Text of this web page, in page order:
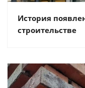
История
строительстве